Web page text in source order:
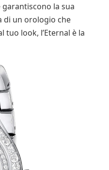
la sua
di un orologio che
tuo look, l’Eternal è la